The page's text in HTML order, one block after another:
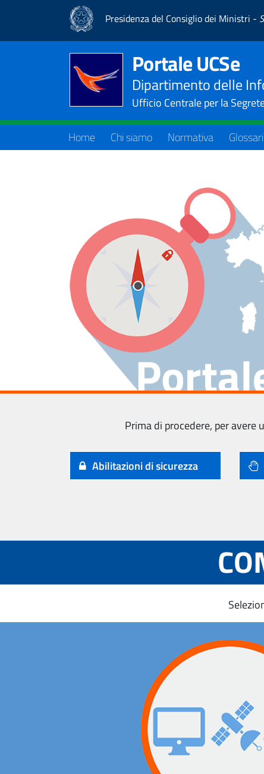
Presidenza del Consiglio dei Ministri -
Portale UCSe
Dipartimento delle
Ufficio Centrale per la
Home Chi siamo Normativa
Prima di procedere, per avere
Abilitazioni di sicurezza